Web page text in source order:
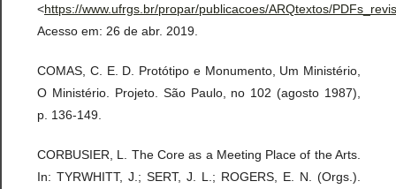
<https://www.ufrgs.br/propar/publicacoes/ARQtextos/
Acesso em: 26 de abr. 2019.
COMAS, C. E. D. Protótipo e Monumento, Um Ministério,
O Ministério. Projeto. São Paulo, no 102 (agosto 1987),
p. 136-149.
CORBUSIER, L. The Core as a Meeting Place of the Arts.
In: TYRWHITT, J.; SERT, J. L.; ROGERS, E. N. (Orgs.).